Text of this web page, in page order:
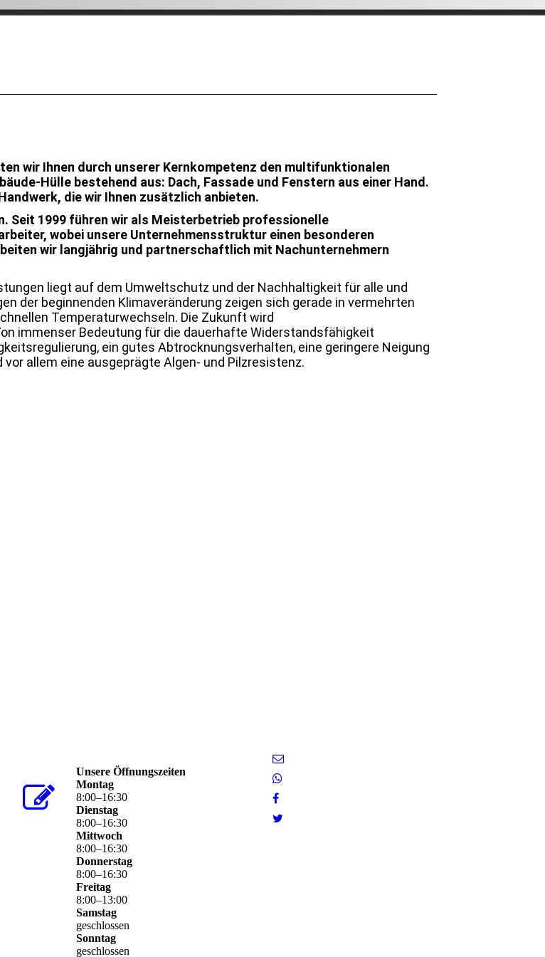
wir Ihnen durch unserer Kernkompetenz den multifunktionalen
Hülle bestehend aus: Dach, Fassade und Fenstern aus einer Hand.
die wir Ihnen zusätzlich anbieten.
Seit 1999 führen wir als Meisterbetrieb professionelle
wobei unsere Unternehmensstruktur einen besonderen
wir langjährig und partnerschaftlich mit Nachunternehmern
liegt auf dem Umweltschutz und der Nachhaltigkeit für alle und
der beginnenden Klimaveränderung zeigen sich gerade in vermehrten
Temperaturwechseln. Die Zukunft wird
immenser Bedeutung für die dauerhafte Widerstandsfähigkeit
ein gutes Abtrocknungsverhalten, eine geringere Neigung
allem eine ausgeprägte Algen- und Pilzresistenz.
Unsere Öffnungszeiten
Montag
8:00–16:30
Dienstag
8:00–16:30
Mittwoch
8:00–16:30
Donnerstag
8:00–16:30
Freitag
8:00–13:00
Samstag
geschlossen
Sonntag
geschlossen